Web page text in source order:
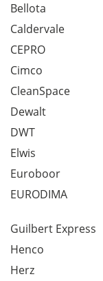
Bellota
Caldervale
CEPRO
Cimco
CleanSpace
Dewalt
DWT
Elwis
Euroboor
EURODIMA
Guilbert Express
Henco
Herz